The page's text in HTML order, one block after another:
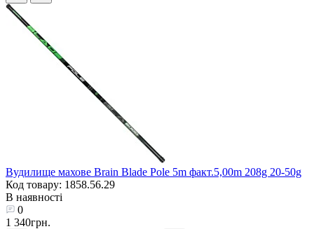
Вудилище махове Brain Blade Pole 5m факт.5,00m 208g 20-50g
Код товару: 1858.56.29
В наявності
0
1 340грн.